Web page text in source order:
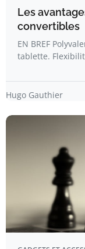
Les
convertibles
EN BREF
tablette.
Hugo Gauthier